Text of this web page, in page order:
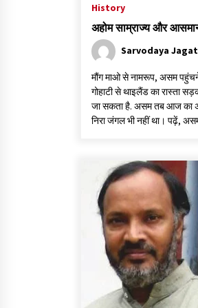
History
अहोम साम्राज्य और
Sarvodaya Jagat
मौंग माओ से नामरूप, असम
गोहाटी से थाइलैंड का रास्ता
जा सकता है. असम तब आज का
निरा जंगल भी नहीं था। पढ़ें,